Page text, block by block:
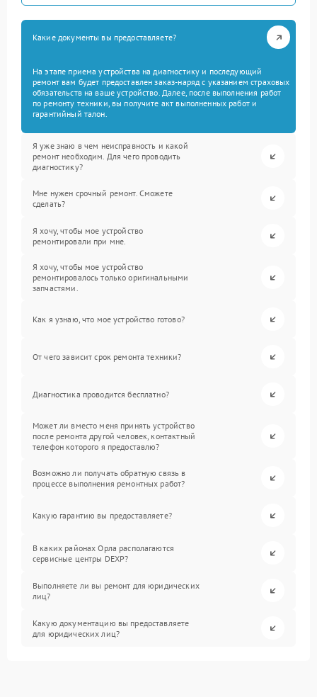
Какие документы вы предоставляете?
На этапе приема устройства на диагностику и последующий
ремонт вам будет предоставлен заказ-наряд с указанием страховых
обязательств на ваше устройство. Далее, после выполнения работ
по ремонту техники, вы получите акт выполненных работ и
гарантийный талон.
Я уже знаю в чем неисправность и какой
ремонт необходим. Для чего проводить
диагностику?
Мне нужен срочный ремонт. Сможете
сделать?
Я хочу, чтобы мое устройство
ремонтировали при мне.
Я хочу, чтобы мое устройство
ремонтировалось только оригинальными
запчастями.
Как я узнаю, что мое устройство готово?
От чего зависит срок ремонта техники?
Диагностика проводится бесплатно?
Может ли вместо меня принять устройство
после ремонта другой человек, контактный
телефон которого я предоставлю?
Возможно ли получать обратную связь в
процессе выполнения ремонтных работ?
Какую гарантию вы предоставляете?
В каких районах Орла располагаются
сервисные центры DEXP?
Выполняете ли вы ремонт для юридических
лиц?
Какую документацию вы предоставляете
для юридических лиц?